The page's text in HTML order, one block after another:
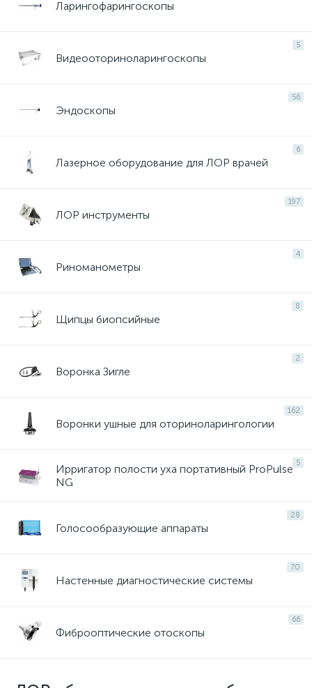
Ларингофарингоскопы
5
Видеооториноларингоскопы
56
Эндоскопы
6
Лазерное оборудование для ЛОР врачей
197
ЛОР инструменты
4
Риноманометры
8
Щипцы биопсийные
2
Воронка Зигле
162
Воронки ушные для оториноларингологии
5
Ирригатор полости уха портативный ProPulse
NG
28
Голосообразующие аппараты
70
Настенные диагностические системы
66
Фиброоптические отоскопы